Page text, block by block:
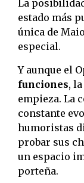
La
estado más
única de
especial.
Y aunque el
funciones,
empieza. La
constante
humoristas
probar sus
un espacio
porteña.